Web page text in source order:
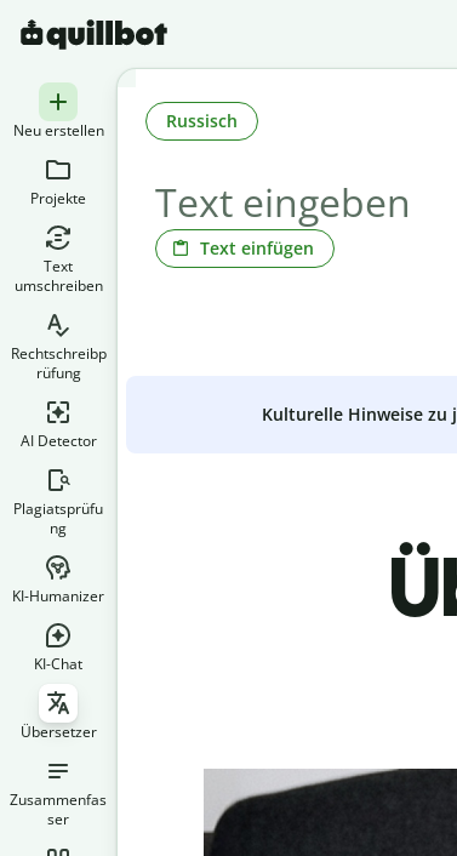
Neu erstellen
Projekte
Text
umschreiben
Rechtschreibp
rüfung
AI Detector
Plagiatsprüfu
ng
KI-Humanizer
KI-Chat
Übersetzer
Zusammenfas
ser
Text einfügen
Russisch
Kulturelle Hinweise zu